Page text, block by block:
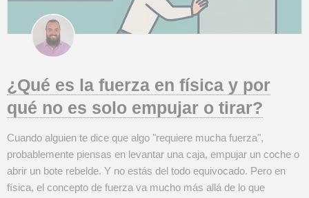
¿Qué es la fuerza en física y por
qué no es solo empujar o tirar?
Cuando alguien te dice que algo "requiere mucha fuerza",
probablemente piensas en levantar una caja, empujar un coche o
abrir un bote rebelde. Y no estás del todo equivocado. Pero en
física, el concepto de fuerza va mucho más allá de lo que